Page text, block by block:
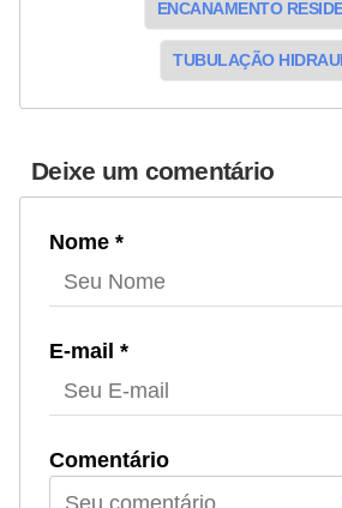
ENCANAMENTO
TUBULAÇÃO
Deixe um comentário
Nome *
E-mail *
Comentário